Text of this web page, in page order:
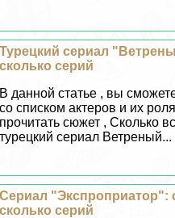
Турецкий сериал
сколько серий
В данной статье , вы
со списком актеров и их
прочитать сюжет , Сколько
турецкий сериал Ветреный...
Сериал "Экспроприатор":
сколько серий